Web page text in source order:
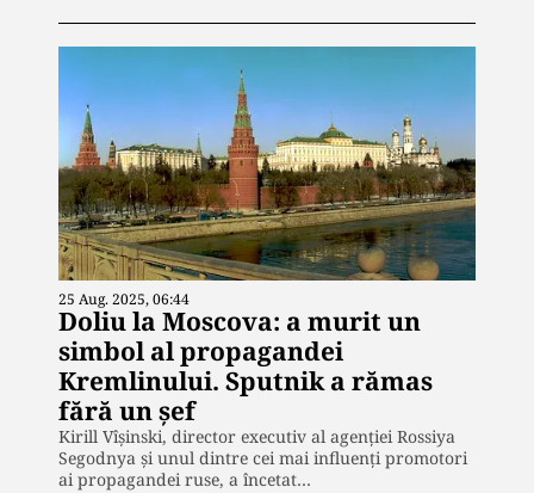
25 Aug. 2025, 06:44
Doliu la Moscova: a murit un
simbol al propagandei
Kremlinului. Sputnik a rămas
fără un șef
Kirill Vîșinski, director executiv al agenției Rossiya
Segodnya și unul dintre cei mai influenți promotori
ai propagandei ruse, a încetat…